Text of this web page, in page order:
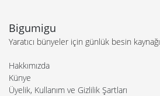
Bigumigu
Yaratıcı bünyeler için günlük besin kaynağı
Hakkımızda
Künye
Üyelik, Kullanım ve Gizlilik Şartları